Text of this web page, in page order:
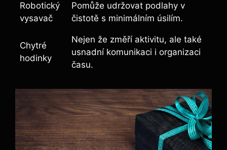
Robotický
vysavač
Pomůže udržovat podlahy v
čistotě s minimálním úsilím.
Chytré
hodinky
Nejen že změří aktivitu, ale také
usnadní komunikaci i organizaci
času.